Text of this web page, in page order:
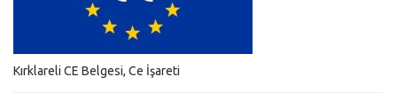
Kırklareli CE Belgesi, Ce İşareti